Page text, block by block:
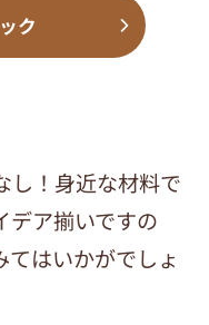
ク
し！身近な材料で
デア揃いですの
はいかがでしょ